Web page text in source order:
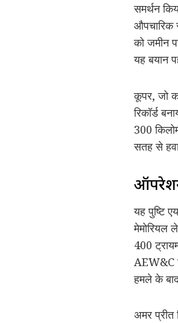
समर्थन
औपचारिक
को जमीन
यह बयान
कूपर, जो
रिकॉर्ड
300
सतह से
ऑपरेशन
यह पुष्टि
मेमोरियल
400
AEW&C
हमले के
अमर प्रीत